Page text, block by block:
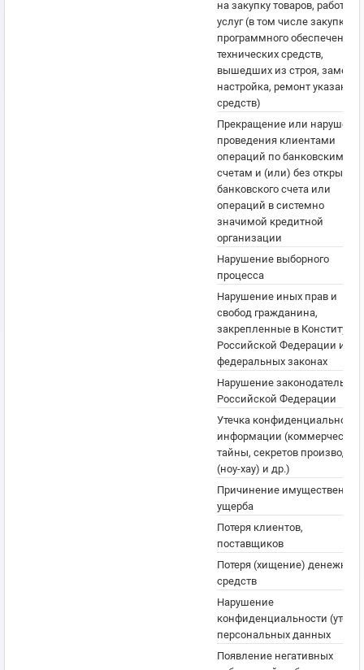
на закупку товаров, работ
услуг (в том числе закупка
программного обеспечения,
технических средств,
вышедших из строя, замена,
настройка, ремонт
средств)
Прекращение или
проведения клиентами
операций по банковским
счетам и (или) без открытия
банковского счета или
операций в системно
значимой кредитной
организации
Нарушение выборного
процесса
Нарушение иных прав и
свобод гражданина,
закрепленные в
Российской Федерации и
федеральных законах
Нарушение
Российской Федерации
Утечка конфиденциальной
информации (коммерческой
тайны, секретов
(ноу-хау) и др.)
Причинение
ущерба
Потеря клиентов,
поставщиков
Потеря (хищение) денежных
средств
Нарушение
конфиденциальности
персональных данных
Появление негативных